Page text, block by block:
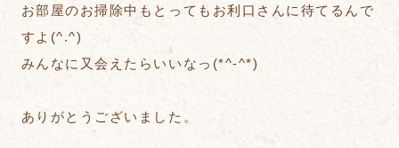
お部屋のお掃除中もとってもお利口さんに待てるんで
すよ(^.^)
みんなに又会えたらいいなっ(*^-^*)
ありがとうございました。